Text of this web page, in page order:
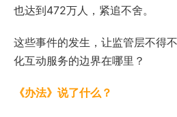
也达到472万人，紧追不舍。
这些事件的发生，让监管层不得
化互动服务的边界在哪里？
《办法》说了什么？